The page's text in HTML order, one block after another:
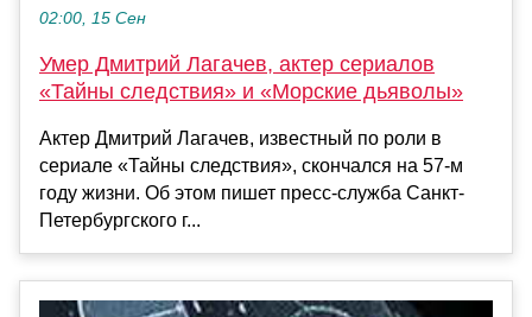
02:00, 15 Сен
Умер Дмитрий Лагачев, актер сериалов
«Тайны следствия» и «Морские дьяволы»
Актер Дмитрий Лагачев, известный по роли в
сериале «Тайны следствия», скончался на 57-м
году жизни. Об этом пишет пресс-служба Санкт-
Петербургского г...